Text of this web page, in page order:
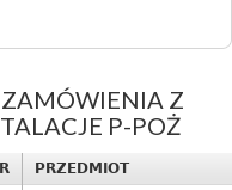
Z
P-POŻ
PRZEDMIOT